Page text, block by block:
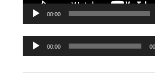
00:00
Audió
00:00